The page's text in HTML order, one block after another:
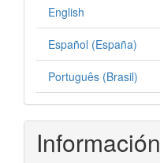
English
Español (España)
Português (Brasil)
Información